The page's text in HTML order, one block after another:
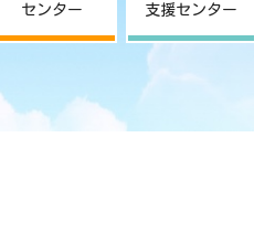
センター
支援センター